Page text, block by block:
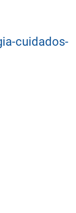
cuidados-